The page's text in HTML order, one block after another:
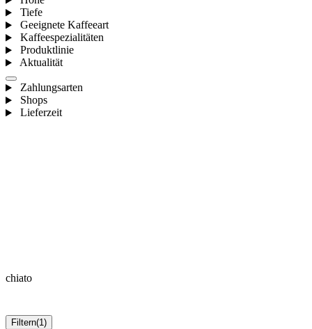
Tiefe
Geeignete Kaffeeart
Kaffeespezialitäten
Produktlinie
Aktualität
Zahlungsarten
Shops
Lieferzeit
chiato
Filtern(1)